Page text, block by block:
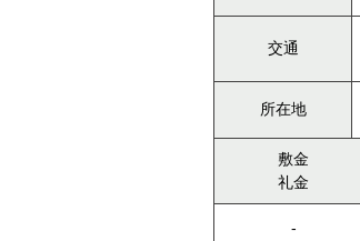
交通
所在地
敷金
礼金
-